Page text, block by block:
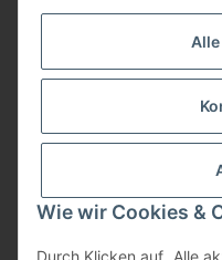
Wie wir Cookies &
Durch Klicken auf „Alle
Herstellerinformationen